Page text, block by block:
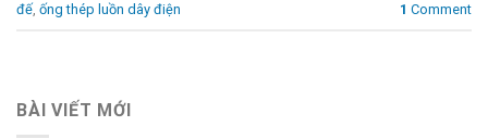
đế, ống thép luồn dây điện 1 Comment
BÀI VIẾT MỚI